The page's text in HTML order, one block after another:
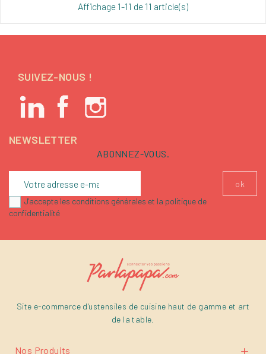
Affichage 1-11 de 11 article(s)
SUIVEZ-NOUS !
NEWSLETTER
ABONNEZ-VOUS.
J'accepte les conditions générales et la politique de
confidentialité
Site e-commerce d'ustensiles de cuisine haut de gamme et art
de la table.
Nos Produits